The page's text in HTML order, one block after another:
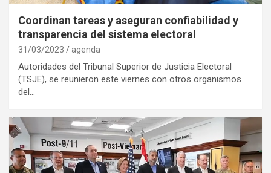
Coordinan tareas y aseguran confiabilidad y
transparencia del sistema electoral
31/03/2023 agenda
Autoridades del Tribunal Superior de Justicia Electoral
(TSJE), se reunieron este viernes con otros organismos
del…